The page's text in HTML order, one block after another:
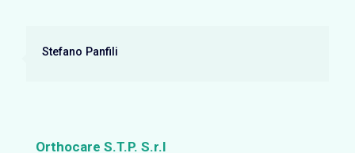
Stefano Panfili
Orthocare S.T.P. S.r.l